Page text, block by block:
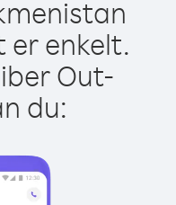
er enkelt.
Out-
du: